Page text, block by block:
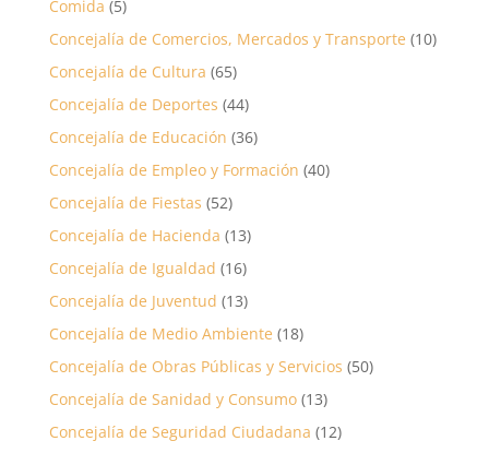
Comida (5)
Concejalía de Comercios, Mercados y Transporte (10)
Concejalía de Cultura (65)
Concejalía de Deportes (44)
Concejalía de Educación (36)
Concejalía de Empleo y Formación (40)
Concejalía de Fiestas (52)
Concejalía de Hacienda (13)
Concejalía de Igualdad (16)
Concejalía de Juventud (13)
Concejalía de Medio Ambiente (18)
Concejalía de Obras Públicas y Servicios (50)
Concejalía de Sanidad y Consumo(13)
Concejalía de Seguridad Ciudadana (12)